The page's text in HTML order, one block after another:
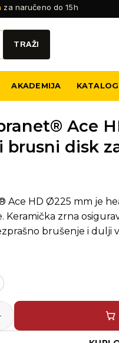
za naručeno do 15h
AKADEMIJA KATALOG
Ace
brusni disk
Ace HD Ø225 mm je
Keramička zrna
brušenje i dulji
Ace HD Ø225 mm Grip